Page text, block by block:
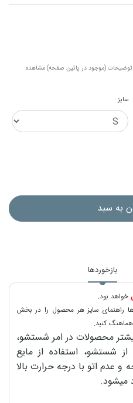
(موجود در پائین صفحه) مشاهده
سایز
به سبد
بازخوردها
خواهد بود.
راهنمای سایز هر محصول را در بخش
کنید.
محصولات در امر شستشو،
شستشو، استفاده از مایع
آب گرم کمتر از ۳۰ درجه و عدم اتو با درجه حرارت بالا
میشود.